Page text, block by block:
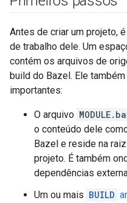
Antes de criar um projeto,
de trabalho dele. Um
contém os arquivos de
build do Bazel. Ele
importantes:
O arquivo
o conteúdo dele
Bazel e reside na
projeto. É também
dependências
Um ou mais BUILD